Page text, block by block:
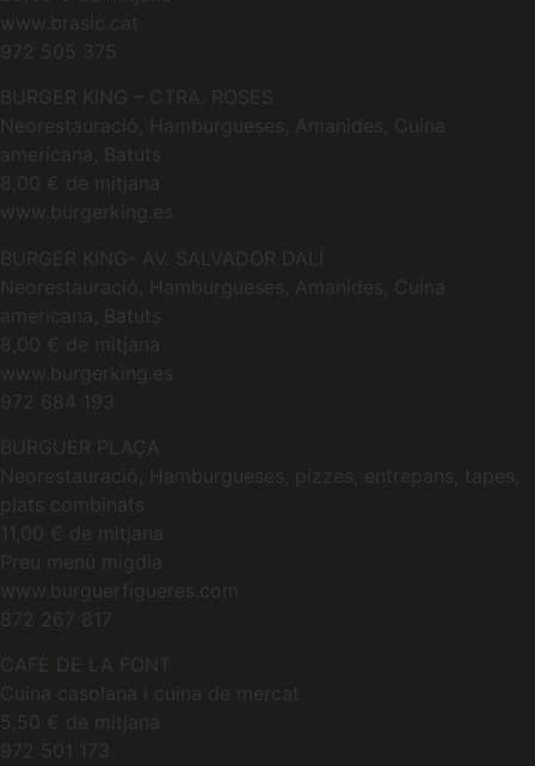
www.brasic.cat
972 505 375
BURGER KING – CTRA. ROSES
Neorestauració, Hamburgueses, Amanides, Cuina
americana, Batuts
8,00 € de mitjana
www.burgerking.es
BURGER KING- AV. SALVADOR DALÍ
Neorestauració, Hamburgueses, Amanides, Cuina
americana, Batuts
8,00 € de mitjana
www.burgerking.es
972 684 193
BURGUER PLAÇA
Neorestauració, Hamburgueses, pizzes, entrepans, tapes,
plats combinats
11,00 € de mitjana
Preu menú migdia
www.burguerfigueres.com
872 267 817
CAFÈ DE LA FONT
Cuina casolana i cuina de mercat
5,50 € de mitjana
972 501 173